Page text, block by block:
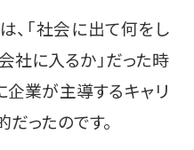
、「社会に出て何をし
社に入るか」だった時
企業が主導するキャリ
ったのです。